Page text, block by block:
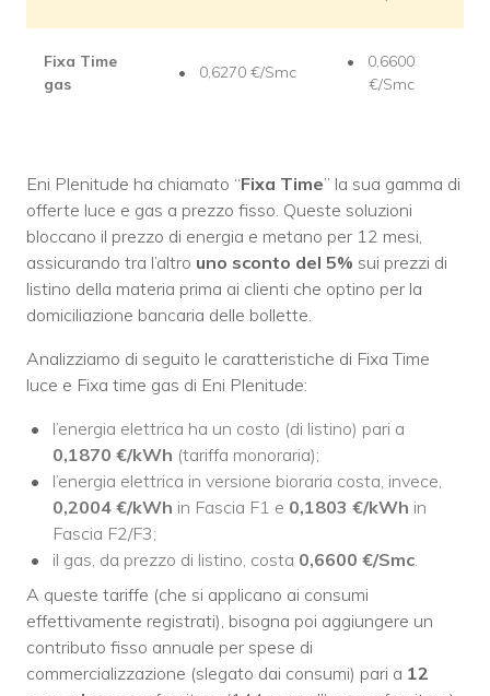
Fixa Time
gas
0,6270 €/Smc
0,6600
€/Smc
Eni Plenitude ha chiamato “Fixa Time” la sua gamma di
offerte luce e gas a prezzo fisso. Queste soluzioni
bloccano il prezzo di energia e metano per 12 mesi,
assicurando tra l’altro uno sconto del 5% sui prezzi di
listino della materia prima ai clienti che optino per la
domiciliazione bancaria delle bollette.
Analizziamo di seguito le caratteristiche di Fixa Time
luce e Fixa time gas di Eni Plenitude:
l’energia elettrica ha un costo (di listino) pari a
0,1870 €/kWh (tariffa monoraria);
l’energia elettrica in versione bioraria costa, invece,
0,2004 €/kWh in Fascia F1 e 0,1803 €/kWh in
Fascia F2/F3;
il gas, da prezzo di listino, costa 0,6600 €/Smc
A queste tariffe (che si applicano ai consumi
effettivamente registrati), bisogna poi aggiungere un
contributo fisso annuale per spese di
commercializzazione (slegato dai consumi) pari a 12